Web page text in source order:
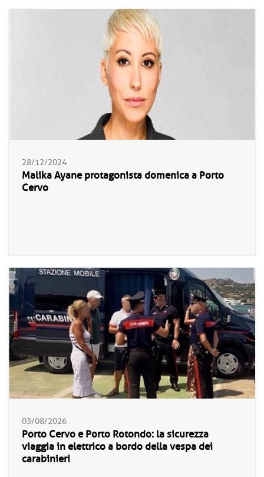
28/12/2024
Malika Ayane protagonista domenica a Porto
Cervo
03/08/2026
Porto Cervo e Porto Rotondo: la sicurezza
viaggia in elettrico a bordo della vespa dei
carabinieri